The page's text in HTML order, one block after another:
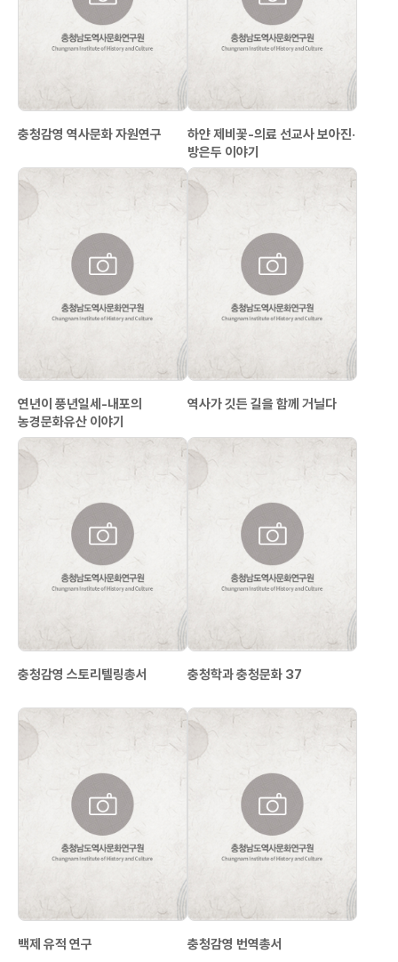
충청감영 역사문화 자원연구
하얀 제비꽃-의료 선교사 보아진·
방은두 이야기
연년이 풍년일세-내포의
농경문화유산 이야기
역사가 깃든 길을 함께 거닐다
충청감영 스토리텔링총서 충청학과 충청문화 37
백제 유적 연구 충청감영 번역총서